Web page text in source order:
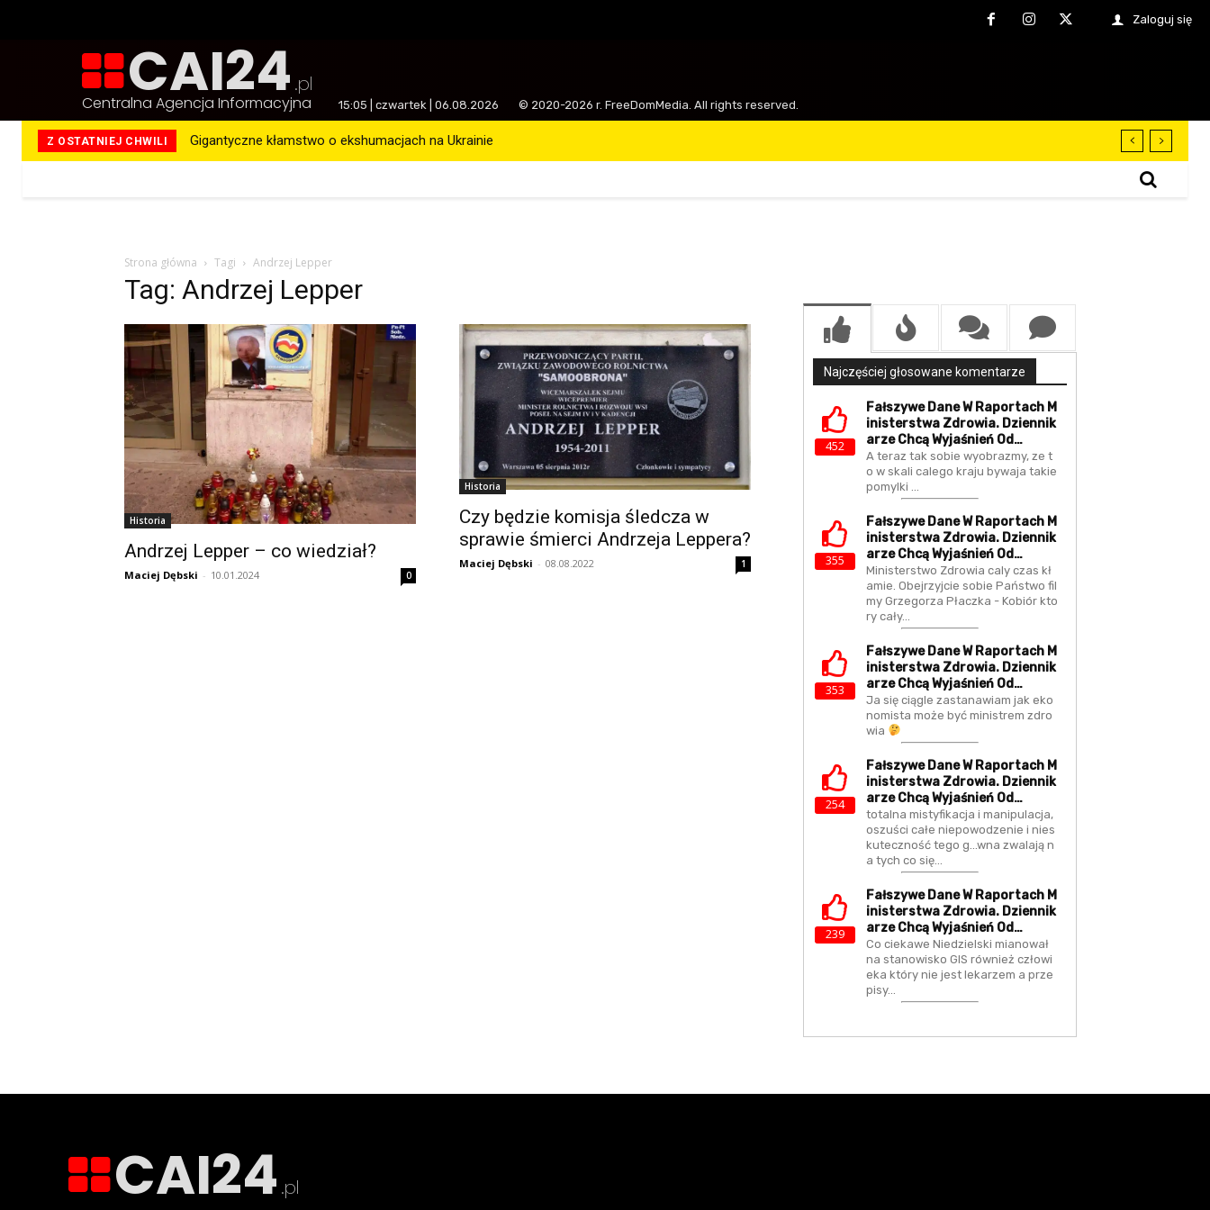
Zaloguj się
CAI24 .pl
Centralna Agencja Informacyjna 15:05 | czwartek | 06.08.2026 © 2020-2026 r. FreeDomMedia. All rights reserved.
Z OSTATNIEJ CHWILI Gigantyczne kłamstwo o ekshumacjach na Ukrainie
Strona główna Tagi Andrzej Lepper
Tag: Andrzej Lepper
Historia
Andrzej Lepper – co wiedział?
Maciej Dębski - 10.01.2024 0
Historia
Czy będzie komisja śledcza w
sprawie śmierci Andrzeja Leppera?
Maciej Dębski - 08.08.2022 1
Najczęściej głosowane komentarze
452
Fałszywe Dane W Raportach M
Inisterstwa Zdrowia. Dziennik
Arze Chcą Wyjaśnień Od…
A teraz tak sobie wyobrazmy, ze t
o w skali calego kraju bywaja takie
pomylki ...
355
Fałszywe Dane W Raportach M
Inisterstwa Zdrowia. Dziennik
Arze Chcą Wyjaśnień Od…
Ministerstwo Zdrowia caly czas kł
amie. Obejrzyjcie sobie Państwo fil
my Grzegorza Płaczka - Kobiór kto
ry cały…
353
Fałszywe Dane W Raportach M
Inisterstwa Zdrowia. Dziennik
Arze Chcą Wyjaśnień Od…
Ja się ciągle zastanawiam jak eko
nomista może być ministrem zdro
wia
254
Fałszywe Dane W Raportach M
Inisterstwa Zdrowia. Dziennik
Arze Chcą Wyjaśnień Od…
totalna mistyfikacja i manipulacja,
oszuści całe niepowodzenie i nies
kuteczność tego g...wna zwalają n
a tych co się…
239
Fałszywe Dane W Raportach M
Inisterstwa Zdrowia. Dziennik
Arze Chcą Wyjaśnień Od…
Co ciekawe Niedzielski mianował
na stanowisko GIS również człowi
eka który nie jest lekarzem a prze
pisy…
CAI24 .pl